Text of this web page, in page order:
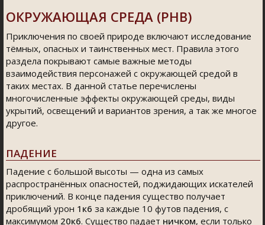
ОКРУЖАЮЩАЯ СРЕДА (PHB)
Приключения по своей природе включают исследование
тёмных, опасных и таинственных мест. Правила этого
раздела покрывают самые важные методы
взаимодействия персонажей с окружающей средой в
таких местах. В данной статье перечислены
многочисленные эффекты окружающей среды, виды
укрытий, освещений и вариантов зрения, а так же многое
другое.
ПАДЕНИЕ
Падение с большой высоты — одна из самых
распространённых опасностей, поджидающих искателей
приключений. В конце падения существо получает
дробящий урон 1к6 за каждые 10 футов падения, с
максимумом 20к6. Существо падает ничком, если только